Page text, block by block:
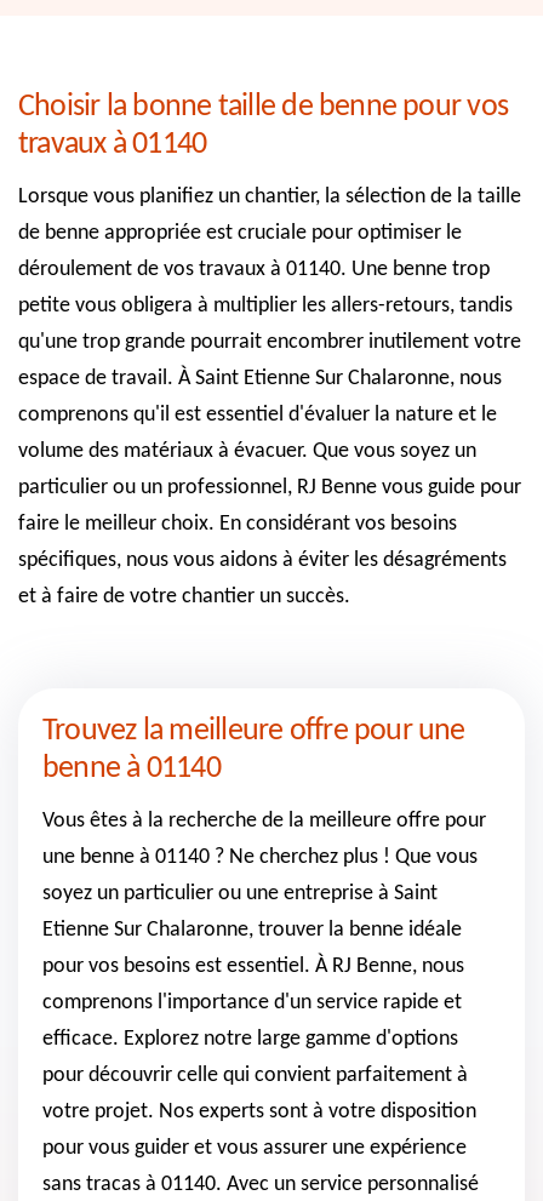
Choisir la bonne taille de benne pour vos
travaux à 01140
Lorsque vous planifiez un chantier, la sélection de la taille
de benne appropriée est cruciale pour optimiser le
déroulement de vos travaux à 01140. Une benne trop
petite vous obligera à multiplier les allers-retours, tandis
qu'une trop grande pourrait encombrer inutilement votre
espace de travail. À Saint Etienne Sur Chalaronne, nous
comprenons qu'il est essentiel d'évaluer la nature et le
volume des matériaux à évacuer. Que vous soyez un
particulier ou un professionnel, RJ Benne vous guide pour
faire le meilleur choix. En considérant vos besoins
spécifiques, nous vous aidons à éviter les désagréments
et à faire de votre chantier un succès.
Trouvez la meilleure offre pour une
benne à 01140
Vous êtes à la recherche de la meilleure offre pour
une benne à 01140 ? Ne cherchez plus ! Que vous
soyez un particulier ou une entreprise à Saint
Etienne Sur Chalaronne, trouver la benne idéale
pour vos besoins est essentiel. À RJ Benne, nous
comprenons l'importance d'un service rapide et
efficace. Explorez notre large gamme d'options
pour découvrir celle qui convient parfaitement à
votre projet. Nos experts sont à votre disposition
pour vous guider et vous assurer une expérience
sans tracas à 01140. Avec un service personnalisé